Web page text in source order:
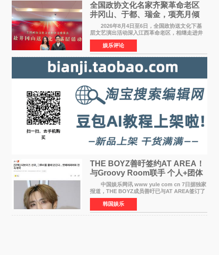
全国政协文化名家齐聚革命老区
井冈山、于都、瑞金，项亮月倾
情献唱《桃花谣》致敬红色沃土
2026年8月4日至6日，全国政协送文化下基
层文艺演出活动深入江西革命老区，相继走进井
冈山、于都长征出发地、瑞金三地。由全国政协
文化文史和学习委员会副主任、甘肃省政协原主
席欧阳坚率团，一
娱乐评论
THE BOYZ善旴签约AT AREA！
与Groovy Room联手 个人+团体
活动并行
中国娱乐网讯 www yule com cn 7日据独家
报道，THE BOYZ成员善旴已与AT AREA签订了
专属合约。AT AREA是由知名制作人组合
Groovy Room创立的hip-hop厂牌，旗下拥有多
位实力派音乐人，在韩
韩国娱乐